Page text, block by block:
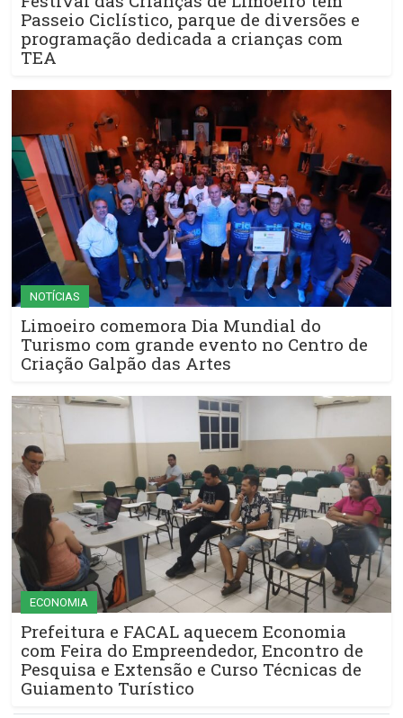
Passeio Ciclístico, parque de diversões e
programação dedicada a crianças com
TEA
NOTÍCIAS
Limoeiro comemora Dia Mundial do
Turismo com grande evento no Centro de
Criação Galpão das Artes
ECONOMIA
Prefeitura e FACAL aquecem Economia
com Feira do Empreendedor, Encontro de
Pesquisa e Extensão e Curso Técnicas de
Guiamento Turístico